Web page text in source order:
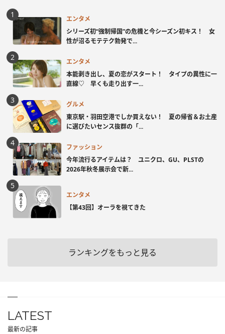
エンタメ
シリーズ初“強制帰国”の危機と今シーズン初キス！ 女
性が沼るモテテク勃発で...
エンタメ
本能剥き出し、夏の恋がスタート！ タイプの異性に一
直線♡ 早くも走り出す一...
グルメ
東京駅・羽田空港でしか買えない！ 夏の帰省＆お土産
に選びたいセンス抜群の「...
ファッション
今年流行るアイテムは？ ユニクロ、GU、PLSTの
2026年秋冬展示会で新...
エンタメ
【第43回】オーラを視てきた
ランキングをもっと見る
LATEST
最新の記事